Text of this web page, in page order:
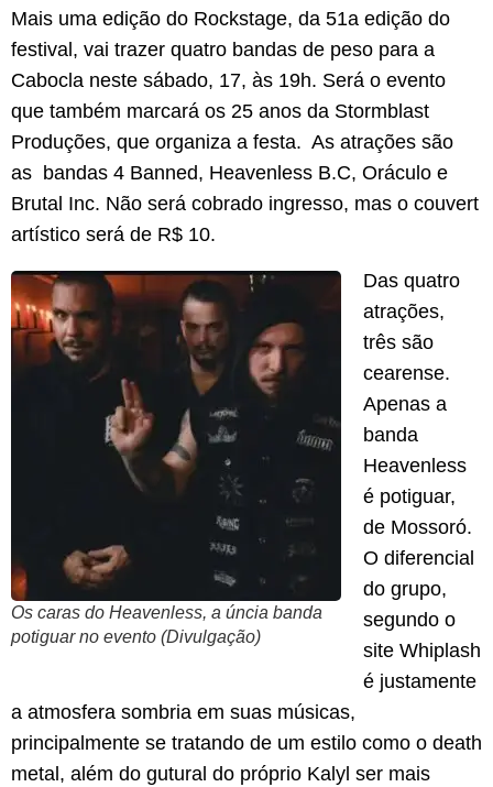
Mais uma edição do Rockstage, da 51a edição do
festival, vai trazer quatro bandas de peso para a
Cabocla neste sábado, 17, às 19h. Será o evento
que também marcará os 25 anos da Stormblast
Produções, que organiza a festa. As atrações são
as bandas 4 Banned, Heavenless B.C, Oráculo e
Brutal Inc. Não será cobrado ingresso, mas o couvert
artístico será de R$ 10.
Os caras do Heavenless, a úncia banda
potiguar no evento (Divulgação)
Das quatro
atrações,
três são
cearense.
Apenas a
banda
Heavenless
é potiguar,
de Mossoró.
O diferencial
do grupo,
segundo o
site Whiplash
é justamente
a atmosfera sombria em suas músicas,
principalmente se tratando de um estilo como o death
metal, além do gutural do próprio Kalyl ser mais